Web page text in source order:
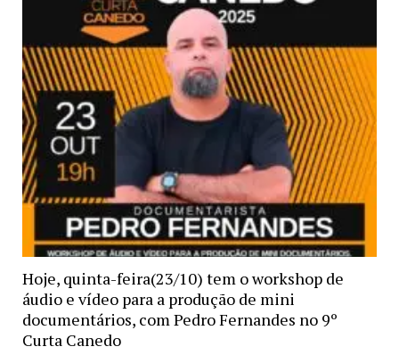
Hoje, quinta-feira(23/10) tem o workshop de
áudio e vídeo para a produção de mini
documentários, com Pedro Fernandes no 9º
Curta Canedo